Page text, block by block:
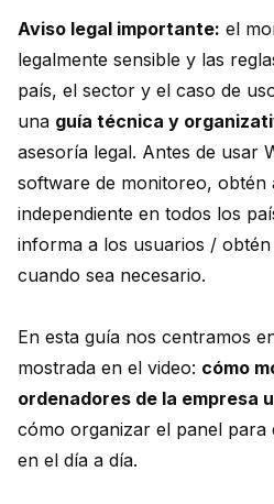
Aviso legal importante: el
legalmente sensible y las
país, el sector y el caso de
una guía técnica y
asesoría legal. Antes de usar
software de monitoreo, obtén
independiente en todos los
informa a los usuarios /
cuando sea necesario.
En esta guía nos centramos
mostrada en el video: cómo
ordenadores de la empresa
cómo organizar el panel para
en el día a día.